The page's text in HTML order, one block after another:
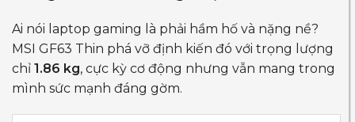
Ai nói laptop gaming là phải hầm hố và nặng nề?
MSI GF63 Thin phá vỡ định kiến đó với trọng lượng
chỉ 1.86 kg, cực kỳ cơ động nhưng vẫn mang trong
mình sức mạnh đáng gờm.